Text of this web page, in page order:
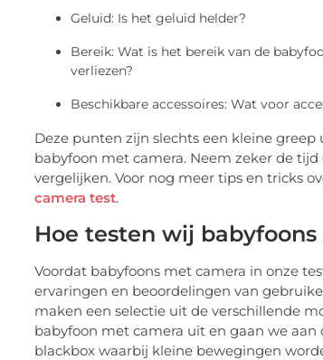
Geluid: Is het geluid helder?
Bereik: Wat is het bereik van de
verliezen?
Beschikbare accessoires: Wat voor
Deze punten zijn slechts een kleine
babyfoon met camera. Neem zeker de
vergelijken. Voor nog meer tips en tricks
camera test.
Hoe testen wij
Voordat babyfoons met camera in onze
ervaringen en beoordelingen van
maken een selectie uit de verschillende
babyfoon met camera uit en gaan we
blackbox waarbij kleine bewegingen